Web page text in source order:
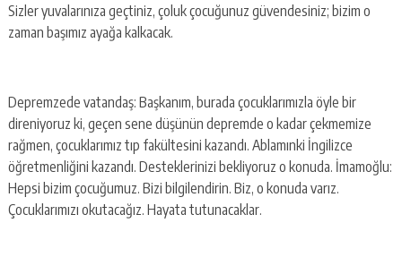
Sizler yuvalarınıza geçtiniz, çoluk çocuğunuz güvendesiniz; bizim o
zaman başımız ayağa kalkacak.
Depremzede vatandaş: Başkanım, burada çocuklarımızla öyle bir
direniyoruz ki, geçen sene düşünün depremde o kadar çekmemize
rağmen, çocuklarımız tıp fakültesini kazandı. Ablamınki İngilizce
öğretmenliğini kazandı. Desteklerinizi bekliyoruz o konuda. İmamoğlu:
Hepsi bizim çocuğumuz. Bizi bilgilendirin. Biz, o konuda varız.
Çocuklarımızı okutacağız. Hayata tutunacaklar.